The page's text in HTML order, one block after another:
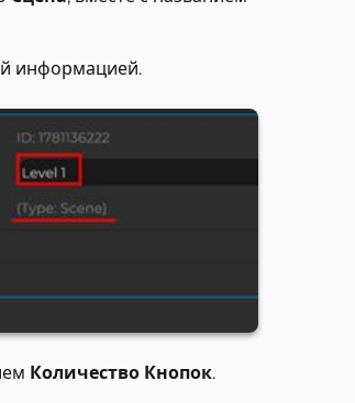
информацией.
Количество Кнопок.